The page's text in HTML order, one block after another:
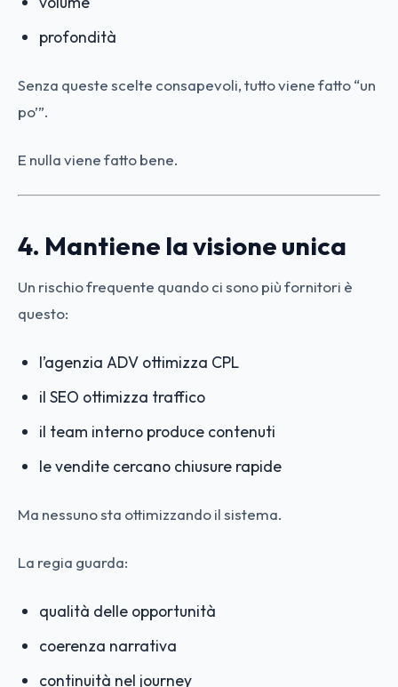
profondità
Senza queste scelte consapevoli, tutto viene fatto “un
po’”.
E nulla viene fatto bene.
4. Mantiene la visione unica
Un rischio frequente quando ci sono più fornitori è
questo:
l’agenzia ADV ottimizza CPL
il SEO ottimizza traffico
il team interno produce contenuti
le vendite cercano chiusure rapide
Ma nessuno sta ottimizzando il sistema.
La regia guarda:
qualità delle opportunità
coerenza narrativa
continuità nel journey